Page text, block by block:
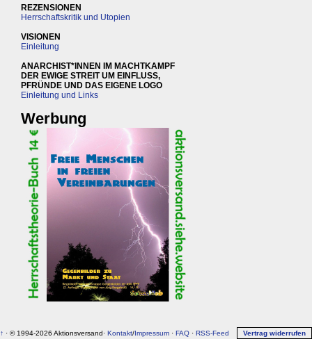
REZENSIONEN
Herrschaftskritik und Utopien
VISIONEN
Einleitung
ANARCHIST*INNEN IM MACHTKAMPF
DER EWIGE STREIT UM EINFLUSS,
PFRÜNDE UND DAS EIGENE LOGO
Einleitung und Links
Werbung
↑ · © 1994-2026 Aktionsversand· Kontakt/ Impressum · FAQ · RSS-Feed Vertrag widerrufen